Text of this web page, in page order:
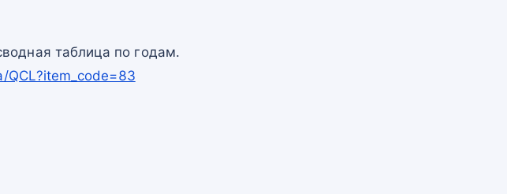
таблица по годам.